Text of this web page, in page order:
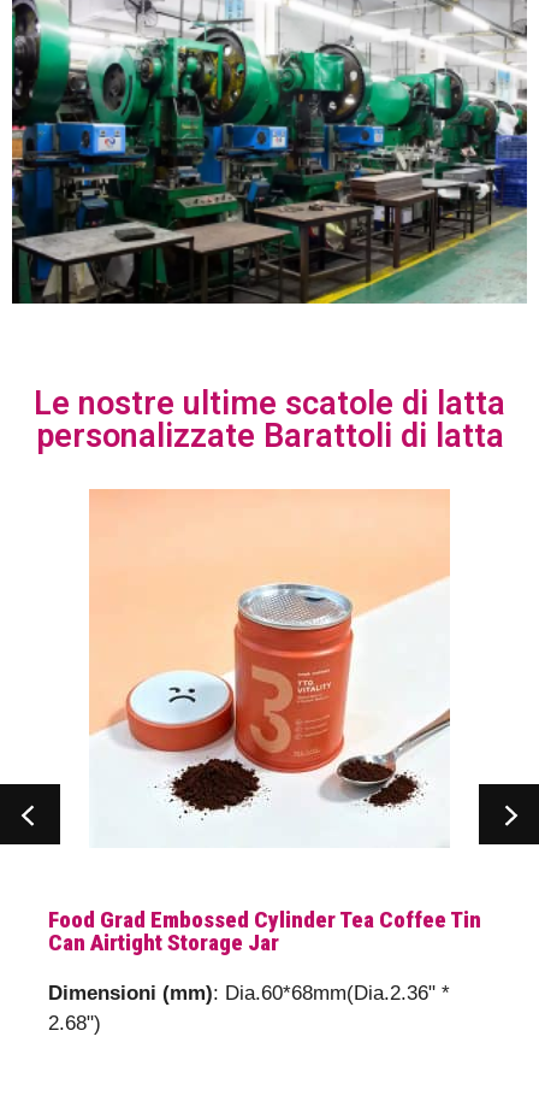
Le nostre ultime scatole di latta
personalizzate Barattoli di latta
Food Grad Embossed Cylinder Tea Coffee Tin
Can Airtight Storage Jar
Dimensioni (mm): Dia.60*68mm(Dia.2.36" *
2.68")